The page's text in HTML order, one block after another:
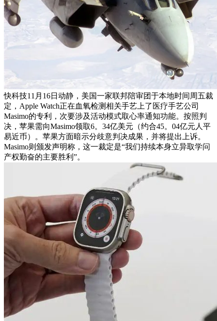
快科技11月16日动静，美国一家联邦陪审团于本地时间周五裁
定，Apple Watch正在血氧检测相关手艺上了医疗手艺公司
Masimo的专利，次要涉及活动模式取心率通知功能。按照判
决，苹果需向Masimo领取6。34亿美元（约合45。04亿元人平
易近币）。苹果方面暗示分歧意判决成果，并将提出上诉。
Masimo则颁发声明称，这一裁定是“我们持续本身立异取学问
产权勤奋的主要胜利”。